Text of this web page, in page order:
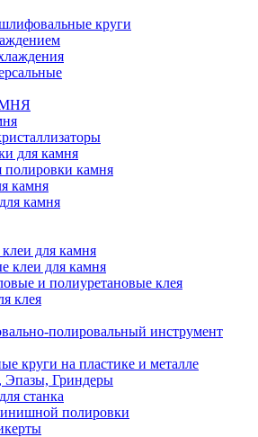
круги
для камня
полировки камня
камня
камня
для камня
клеи для камня
и полиуретановые клея
клея
полировальный инструмент
круги на пластике и металле
Эпазы, Гриндеры
станка
полировки